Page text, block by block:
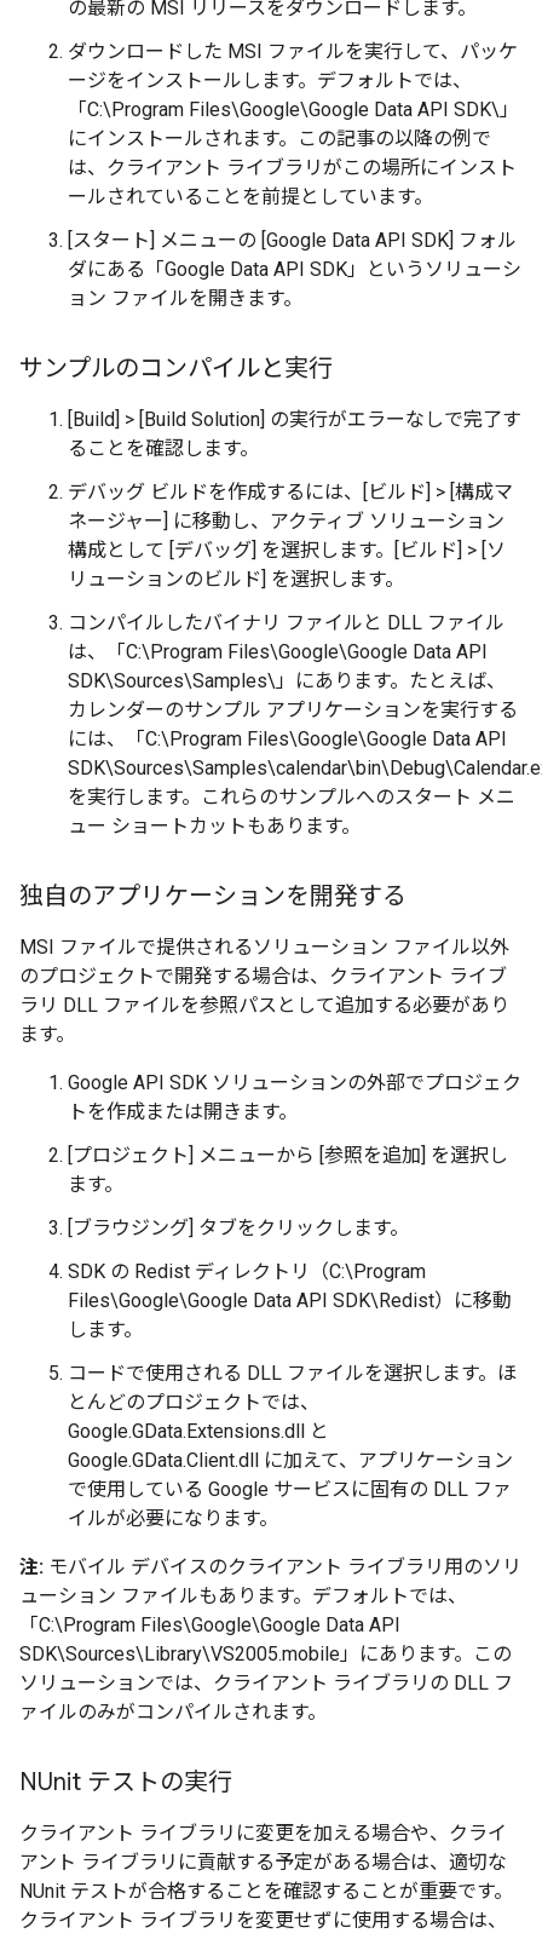
の最新の MSI リリースをダウンロードします。
ダウンロードした MSI ファイルを実行して、パッケ
ージをインストールします。デフォルトでは、
「C:\Program Files\Google\Google Data API SDK\」
にインストールされます。この記事の以降の例で
は、クライアント ライブラリがこの場所にインスト
ールされていることを前提としています。
[スタート] メニューの [Google Data API SDK] フォル
ダにある「Google Data API SDK」というソリューシ
ョン ファイルを開きます。
サンプルのコンパイルと実行
[Build] > [Build Solution] の実行がエラーなしで完了す
ることを確認します。
デバッグ ビルドを作成するには、[ビルド] > [構成マ
ネージャー] に移動し、アクティブ ソリューション
構成として [デバッグ] を選択します。[ビルド] > [ソ
リューションのビルド] を選択します。
コンパイルしたバイナリ ファイルと DLL ファイル
は、「C:\Program Files\Google\Google Data API
SDK\Sources\Samples\」にあります。たとえば、
カレンダーのサンプル アプリケーションを実行する
には、「C:\Program Files\Google\Google Data API
を実行します。これらのサンプルへのスタート メニ
ュー ショートカットもあります。
独自のアプリケーションを開発する
MSI ファイルで提供されるソリューション ファイル以外
のプロジェクトで開発する場合は、クライアント ライブ
ラリ DLL ファイルを参照パスとして追加する必要があり
ます。
Google API SDK ソリューションの外部でプロジェク
トを作成または開きます。
[プロジェクト] メニューから [参照を追加] を選択し
ます。
[ブラウジング] タブをクリックします。
SDK の Redist ディレクトリ（C:\Program
Files\Google\Google Data API SDK\Redist）に移動
します。
コードで使用される DLL ファイルを選択します。ほ
とんどのプロジェクトでは、
Google.GData.Extensions.dll と
Google.GData.Client.dll に加えて、アプリケーション
で使用している Google サービスに固有の DLL ファ
イルが必要になります。
注: モバイル デバイスのクライアント ライブラリ用のソリ
ューション ファイルもあります。デフォルトでは、
「C:\Program Files\Google\Google Data API
SDK\Sources\Library\VS2005.mobile」にあります。この
ソリューションでは、クライアント ライブラリの DLL フ
ァイルのみがコンパイルされます。
NUnit テストの実行
クライアント ライブラリに変更を加える場合や、クライ
アント ライブラリに貢献する予定がある場合は、適切な
NUnit テストが合格することを確認することが重要です。
クライアント ライブラリを変更せずに使用する場合は、